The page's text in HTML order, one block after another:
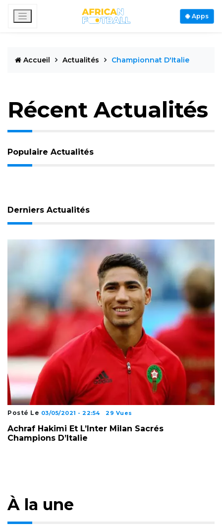
Apps
Accueil Actualités Championnat D'Italie
Récent Actualités
Populaire Actualités
Derniers Actualités
Posté Le 03/05/2021 - 22:54 29 Vues
Achraf Hakimi Et L’Inter Milan Sacrés
Champions D’Italie
À la une